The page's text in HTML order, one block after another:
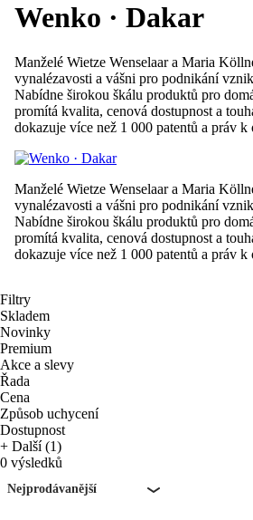
Wenko · Dakar
Manželé Wietze Wenselaar a Maria
vynalézavosti a vášni pro podnikání
Nabídne širokou škálu produktů pro
promítá kvalita, cenová dostupnost a
dokazuje více než 1 000 patentů a práv k
Manželé Wietze Wenselaar a Maria
vynalézavosti a vášni pro podnikání
Nabídne širokou škálu produktů pro
promítá kvalita, cenová dostupnost a
dokazuje více než 1 000 patentů a práv k
Filtry
Skladem
Novinky
Premium
Akce a slevy
Řada
Cena
Způsob uchycení
Dostupnost
+ Další (1)
0 výsledků
Nejprodávanější